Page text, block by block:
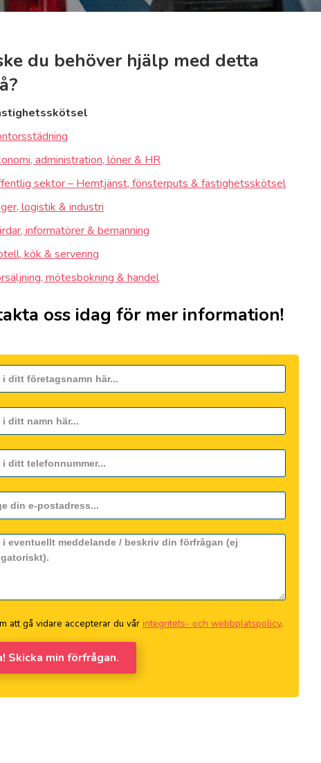
du behöver hjälp med detta
administration, löner & HR
sektor – Hemtjänst, fönsterputs & fastighetsskötsel
logistik & industri
informatörer & bemanning
kök & servering
mötesbokning & handel
oss idag för mer information!
att gå vidare accepterar du vår integritets- och webbplatspolicy.
Skicka min förfrågan.